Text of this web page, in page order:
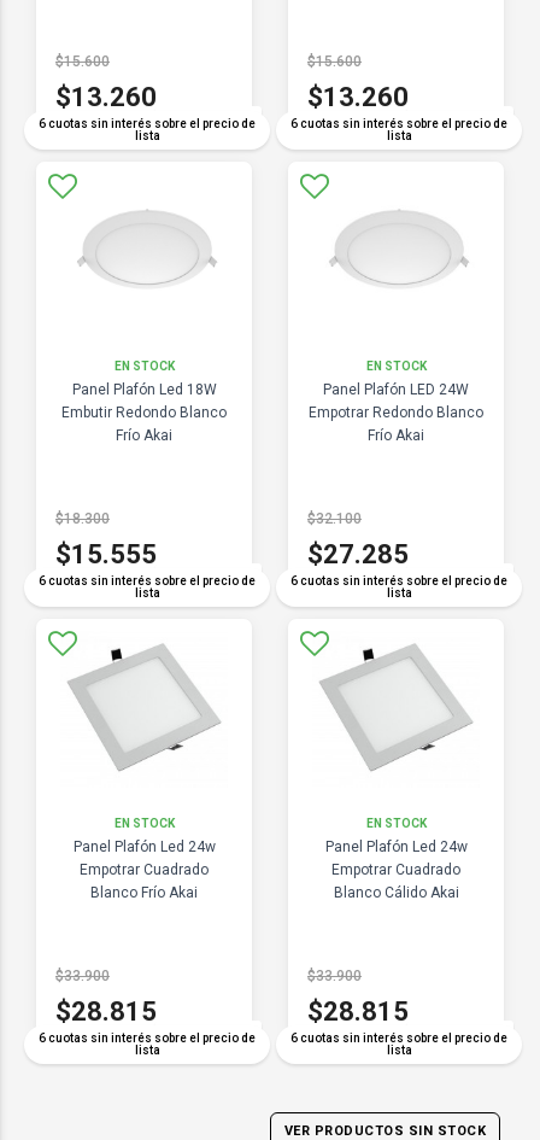
6 cuotas sin interés sobre el precio de
lista
$15.600
$13.260
COMPARAR
6 cuotas sin interés sobre el precio de
lista
$15.600
$13.260
COMPARAR
EN STOCK
Panel Plafón Led 18W
Embutir Redondo Blanco
Frío Akai
6 cuotas sin interés sobre el precio de
lista
$18.300
$15.555
COMPARAR
EN STOCK
Panel Plafón LED 24W
Empotrar Redondo Blanco
Frío Akai
6 cuotas sin interés sobre el precio de
lista
$32.100
$27.285
COMPARAR
EN STOCK
Panel Plafón Led 24w
Empotrar Cuadrado
Blanco Frío Akai
6 cuotas sin interés sobre el precio de
lista
$33.900
$28.815
COMPARAR
EN STOCK
Panel Plafón Led 24w
Empotrar Cuadrado
Blanco Cálido Akai
6 cuotas sin interés sobre el precio de
lista
$33.900
$28.815
COMPARAR
VER PRODUCTOS SIN STOCK